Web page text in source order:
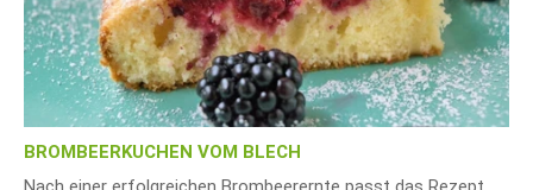
BROMBEERKUCHEN VOM BLECH